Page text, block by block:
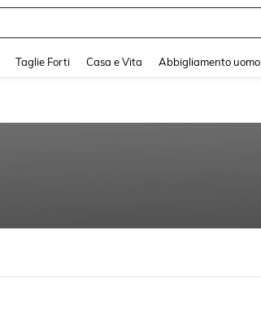
Taglie Forti Casa e Vita Abbigliamento uomo